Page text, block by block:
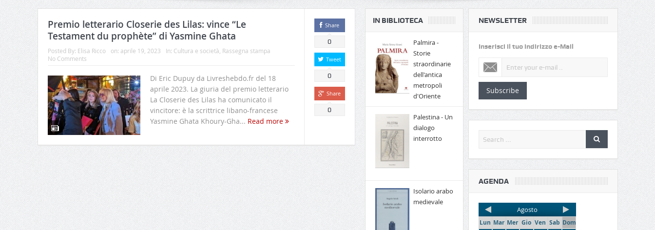
Premio letterario Closerie des Lilas: vince “Le
Testament du prophète” di Yasmine Ghata
Posted By: Elisa Ricco on: aprile 19, 2023 In: Cultura e società Rassegna stampa
No Comments
Di Eric Dupuy da Livreshebdo.fr del 18
aprile 2023. La giuria del premio letterario
La Closerie des Lilas ha comunicato il
vincitore: è la scrittrice libano-francese
Yasmine Ghata Khoury-Gha... Read more
Share
0
Tweet
0
Share
0
IN BIBLIOTECA
Palmira -
Storie
straordinarie
dell'antica
metropoli
d'Oriente
Palestina - Un
dialogo
interrotto
Isolario arabo
medievale
NEWSLETTER
Inserisci il tuo indirizzo e-Mail
Subscribe
AGENDA
Agosto
Lun Mar Mer Gio Ven Sab Dom